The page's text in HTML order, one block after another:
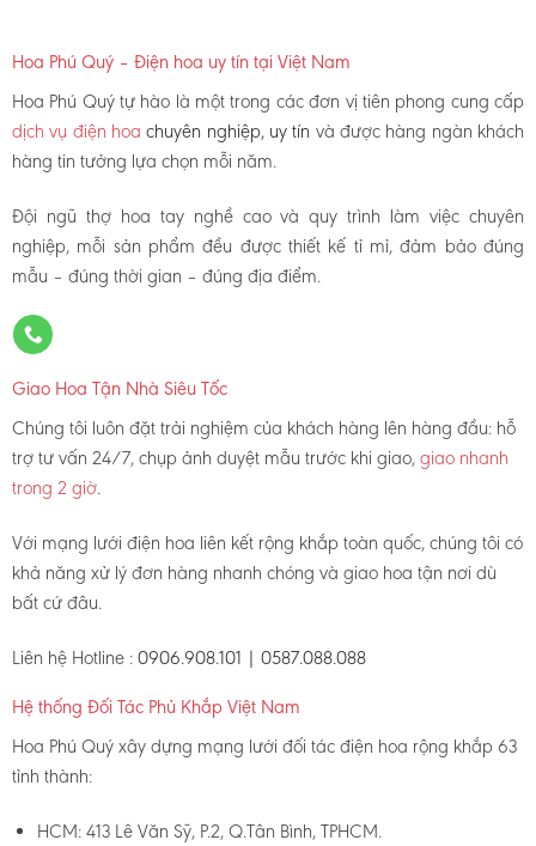
Hoa Phú Quý – Điện hoa uy tín tại Việt Nam
Hoa Phú Quý tự hào là một trong các đơn vị tiên phong cung cấp
dịch vụ điện hoachuyên nghiệp, uy tín và được hàng ngàn khách
hàng tin tưởng lựa chọn mỗi năm.
Đội ngũ thợ hoa tay nghề cao và quy trình làm việc chuyên
nghiệp, mỗi sản phẩm đều được thiết kế tỉ mỉ, đảm bảo đúng
mẫu – đúng thời gian – đúng địa điểm.
Giao Hoa Tận Nhà Siêu Tốc
Chúng tôi luôn đặt trải nghiệm của khách hàng lên hàng đầu: hỗ
trợ tư vấn 24/7, chụp ảnh duyệt mẫu trước khi giao,giao nhanh
trong 2 giờ.
Với mạng lưới điện hoa liên kết rộng khắp toàn quốc, chúng tôi có
khả năng xử lý đơn hàng nhanh chóng và giao hoa tận nơi dù
bất cứ đâu.
Liên hệ Hotline : 0906.908.101 | 0587.088.088
Hệ thống Đối Tác Phủ Khắp Việt Nam
Hoa Phú Quý xây dựng mạng lưới đối tác điện hoa rộng khắp 63
tỉnh thành:
HCM: 413 Lê Văn Sỹ, P.2, Q.Tân Bình, TPHCM.